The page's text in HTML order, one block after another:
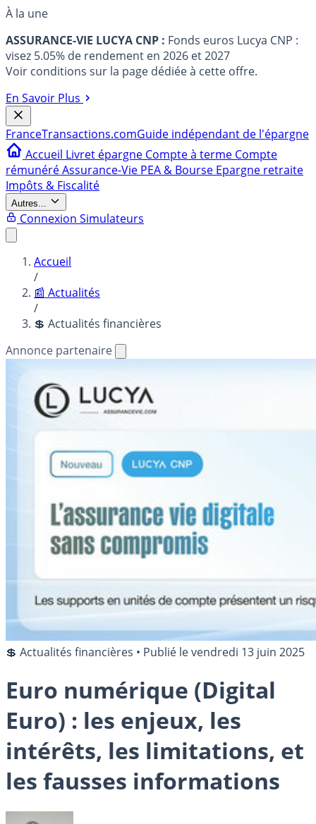
À la une
ASSURANCE-VIE LUCYA CNP : Fonds euros Lucya CNP :
visez 5.05% de rendement en 2026 et 2027
Voir conditions sur la page dédiée à cette offre.
En Savoir Plus
FranceTransactions.comGuide indépendant de l'épargne
Accueil Livret épargne Compte à terme Compte
rémunéréAssurance-Vie PEA & Bourse Epargne retraite
Impôts & Fiscalité
Autres...
Connexion Simulateurs
Accueil
/
📰 Actualités
/
💲 Actualités financières
Annonce partenaire
💲 Actualités financières • Publié levendredi 13 juin 2025
Euro numérique (Digital
Euro) : les enjeux, les
intérêts, les limitations, et
les fausses informations